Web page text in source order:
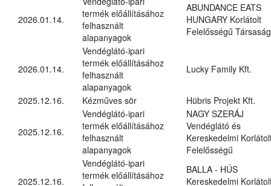
2026.01.14.
termék előállításához
felhasznált
alapanyagok
ABUNDANCE EATS
HUNGARY Korlátolt
Felelősségű Társaság
2026.01.14.
Vendéglátó-ipari
termék előállításához
felhasznált
alapanyagok
Lucky Family Kft.
2025.12.16. Kézműves sör Hübris Projekt Kft.
2025.12.16.
Vendéglátó-ipari
termék előállításához
felhasznált
alapanyagok
NAGY SZERÁJ
Vendéglátó és
Kereskedelmi
Felelősségű
2025.12.16.
Vendéglátó-ipari
termék előállításához
BALLA - HÚS
Kereskedelmi